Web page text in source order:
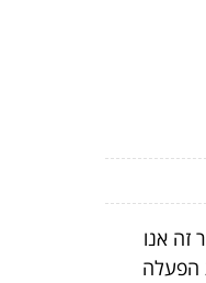
זה אנו
הפעלה